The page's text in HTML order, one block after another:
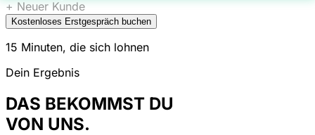
+ Neuer Kunde
Kostenloses Erstgespräch buchen
15 Minuten, die sich lohnen
Dein Ergebnis
DAS BEKOMMST DU
VON UNS.